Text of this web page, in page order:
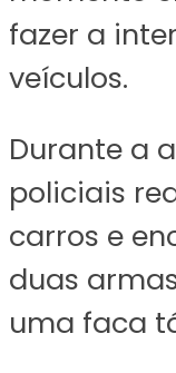
fazer a
veículos.
Durante a
policiais
carros e
duas
uma faca